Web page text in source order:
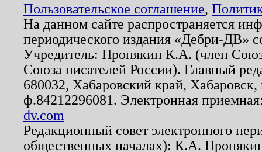
Пользовательское соглашение,
На данном сайте распространяется
периодического издания «Дебри-ДВ»
Учредитель: Пронякин К.А. (член
Союза писателей России). Главный
680032, Хабаровский край,
ф.84212296081. Электронная
dv.com
Редакционный совет электронного
общественных началах): К.А.